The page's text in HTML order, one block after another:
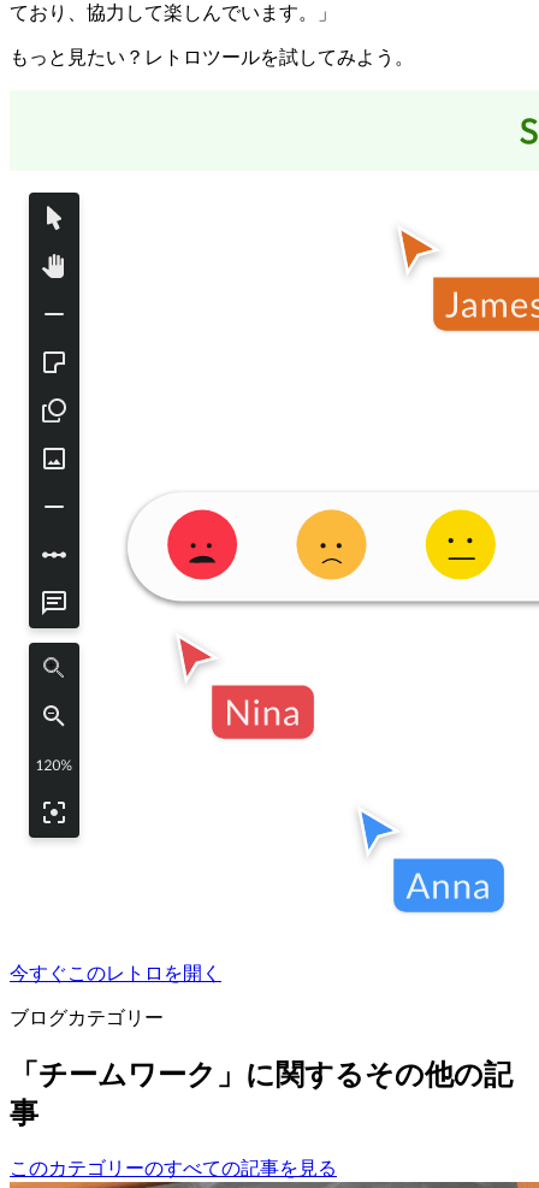
ており、協力して楽しんでいます。」
もっと見たい？レトロツールを試してみよう。
今すぐこのレトロを開く
ブログカテゴリー
「チームワーク」に関するその他の記
事
このカテゴリーのすべての記事を見る